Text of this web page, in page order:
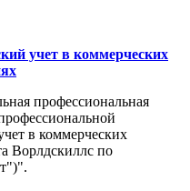
учет в коммерческих
профессиональная
в коммерческих
Ворлдскиллс по